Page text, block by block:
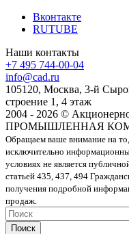
Вконтакте
RUTUBE
Наши контакты
+7 495 744-00-04
info@cad.ru
105120, Москва, 3-й
строение 1, 4 этаж
2004 - 2026 ©
ПРОМЫШЛЕННАЯ
Обращаем ваше внимание на
исключительно
условиях не является
статьей 435, 437, 494
получения подробной
продаж.
Поиск